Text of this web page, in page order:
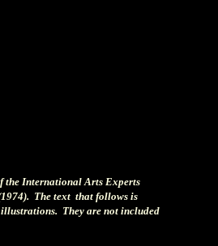
the International Arts Experts
The text that follows is
They are not included